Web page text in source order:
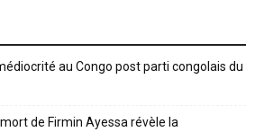
au Congo post parti congolais du
de Firmin Ayessa révèle la